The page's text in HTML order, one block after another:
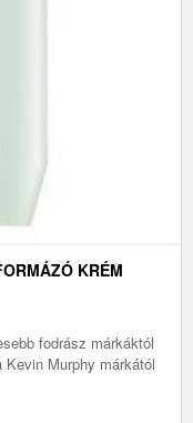
KRÉM
fodrász márkáktól
Murphy márkától